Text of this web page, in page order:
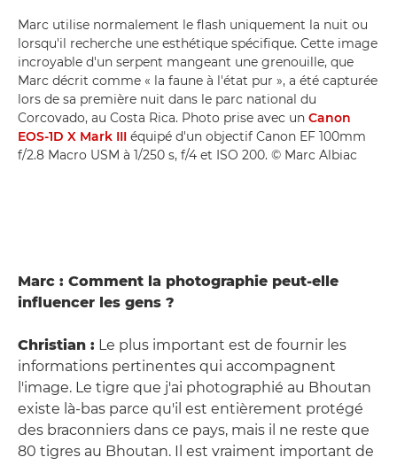
Marc utilise normalement le flash uniquement la nuit ou
lorsqu'il recherche une esthétique spécifique. Cette image
incroyable d'un serpent mangeant une grenouille, que
Marc décrit comme « la faune à l'état pur », a été capturée
lors de sa première nuit dans le parc national du
Corcovado, au Costa Rica. Photo prise avec un Canon
EOS-1D X Mark III équipé d'un objectif Canon EF 100mm
f/2.8 Macro USM à 1/250 s, f/4 et ISO 200. © Marc Albiac
Marc : Comment la photographie peut-elle
influencer les gens ?
Christian : Le plus important est de fournir les
informations pertinentes qui accompagnent
l'image. Le tigre que j'ai photographié au Bhoutan
existe là-bas parce qu'il est entièrement protégé
des braconniers dans ce pays, mais il ne reste que
80 tigres au Bhoutan. Il est vraiment important de